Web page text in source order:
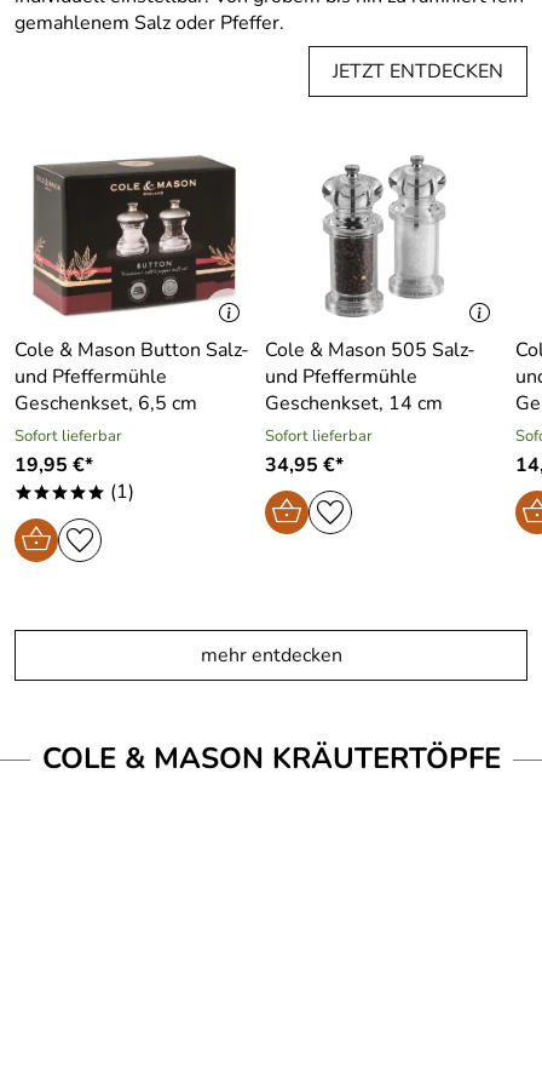
gemahlenem Salz oder Pfeffer.
JETZT ENTDECKEN
Cole & Mason Button Salz-
und Pfeffermühle
Geschenkset, 6,5 cm
Sofort lieferbar
19,95 €*
***** (1)
Cole & Mason 505 Salz-
und Pfeffermühle
Geschenkset, 14 cm
Sofort lieferbar
34,95 €*
mehr entdecken
COLE & MASON KRÄUTERTÖPFE